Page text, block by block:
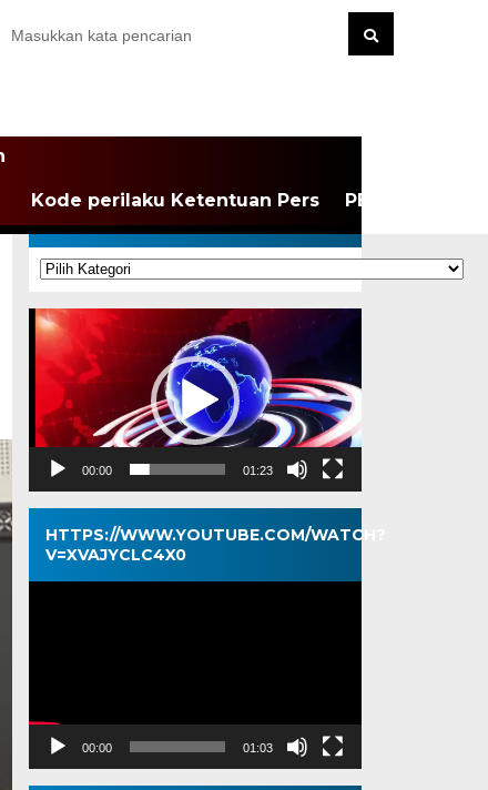
Kode perilaku Ketentuan Pers PEDOMAN
KATEGORI
Kategori
Pemutar
Video
00:00 01:23
HTTPS://WWW.YOUTUBE.COM/WATCH?
V=XVAJYCLC4X0
Pemutar
00:00 01:03